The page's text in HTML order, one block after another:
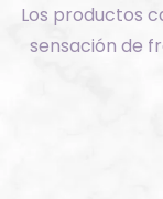
Los productos
sensación de